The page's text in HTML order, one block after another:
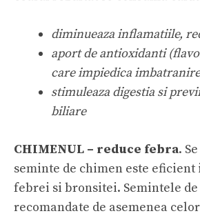
diminueaza inflamatiile,
aport de antioxidanti
care impiedica
stimuleaza digestia si
biliare
CHIMENUL – reduce febra.
seminte de chimen este
febrei si bronsitei. Semintele
recomandate de asemenea